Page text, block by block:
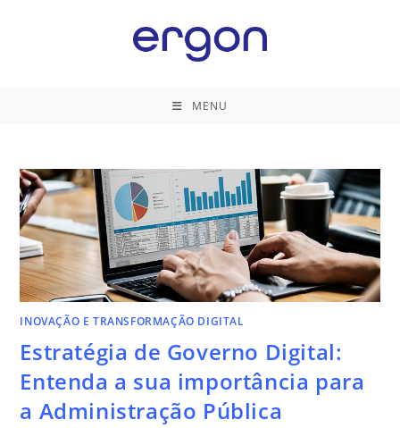
MENU
INOVAÇÃO E TRANSFORMAÇÃO DIGITAL
Estratégia de Governo Digital:
Entenda a sua importância para
a Administração Pública